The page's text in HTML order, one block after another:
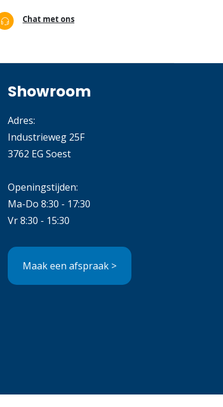
Chat met ons
Showroom
Adres:
Industrieweg 25F
3762 EG Soest
Openingstijden:
Ma-Do 8:30 - 17:30
Vr 8:30 - 15:30
Maak een afspraak >